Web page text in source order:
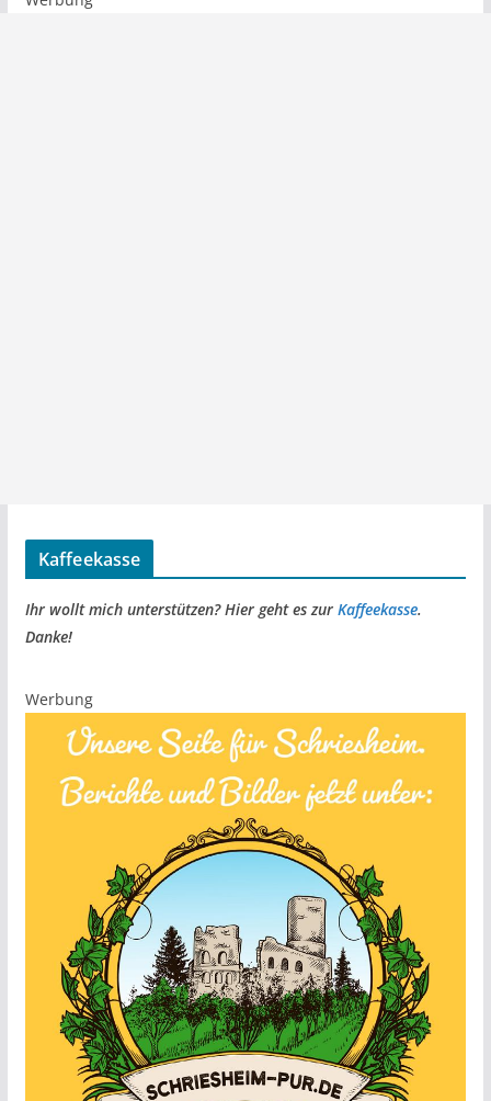
Kaffeekasse
Ihr wollt mich unterstützen? Hier geht es zur Kaffeekasse.
Danke!
Werbung